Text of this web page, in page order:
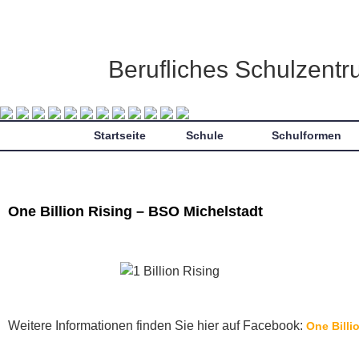
Berufliches
Startseite Schule Schulformen
One Billion Rising – BSO Michelstadt
Weitere Informationen finden Sie hier auf Facebook: One